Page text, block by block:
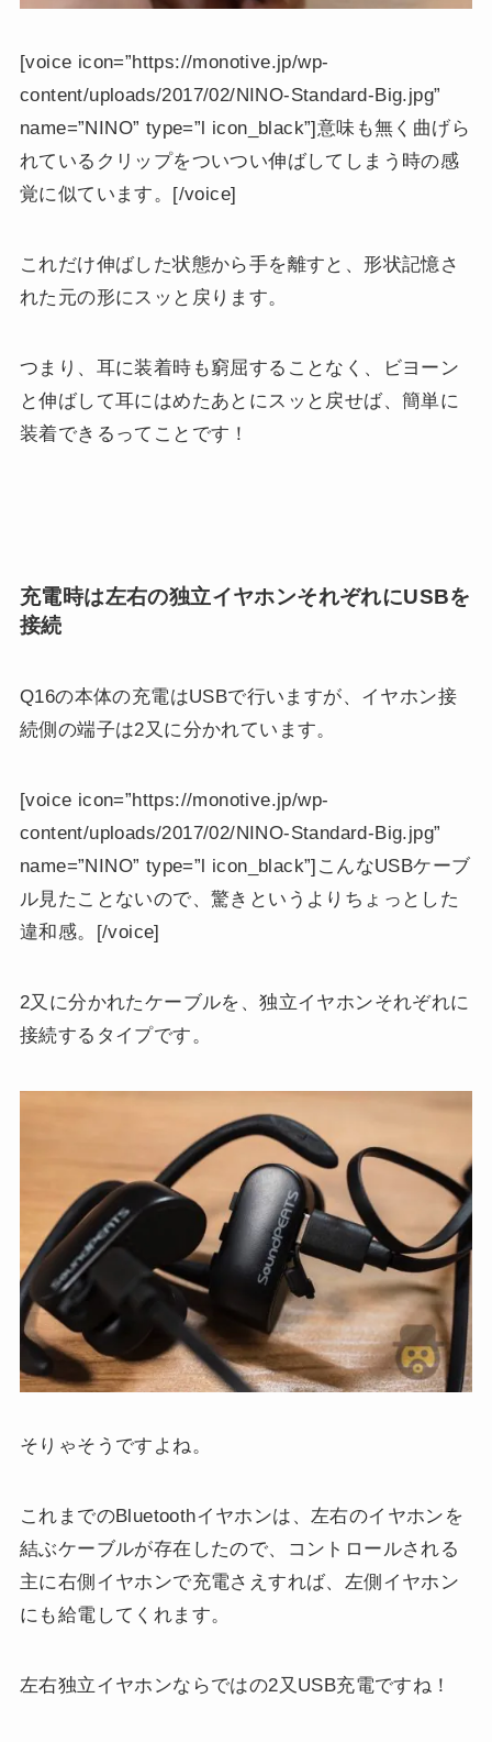
[voice icon=”https://monotive.jp/wp-
content/uploads/2017/02/NINO-Standard-Big.jpg”
name=”NINO” type=”l icon_black”]意味も無く曲げら
れているクリップをついつい伸ばしてしまう時の感
覚に似ています。[/voice]
これだけ伸ばした状態から手を離すと、形状記憶さ
れた元の形にスッと戻ります。
つまり、耳に装着時も窮屈することなく、ビヨーン
と伸ばして耳にはめたあとにスッと戻せば、簡単に
装着できるってことです！
充電時は左右の独立イヤホンそれぞれにUSBを
接続
Q16の本体の充電はUSBで行いますが、イヤホン接
続側の端子は2又に分かれています。
[voice icon=”https://monotive.jp/wp-
content/uploads/2017/02/NINO-Standard-Big.jpg”
name=”NINO” type=”l icon_black”]こんなUSBケーブ
ル見たことないので、驚きというよりちょっとした
違和感。[/voice]
2又に分かれたケーブルを、独立イヤホンそれぞれに
接続するタイプです。
そりゃそうですよね。
これまでのBluetoothイヤホンは、左右のイヤホンを
結ぶケーブルが存在したので、コントロールされる
主に右側イヤホンで充電さえすれば、左側イヤホン
にも給電してくれます。
左右独立イヤホンならではの2又USB充電ですね！